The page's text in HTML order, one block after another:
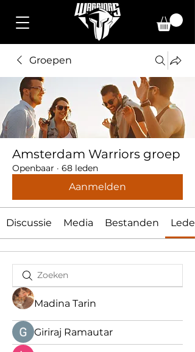
Groepen
Amsterdam Warriors groep
Openbaar · 68 leden
Aanmelden
Discussie Media Bestanden
Madina Tarin
Giriraj Ramautar